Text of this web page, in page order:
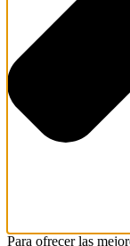
Para ofrecer las